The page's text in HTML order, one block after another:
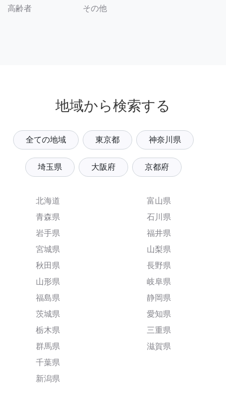
高齢者 その他
地域から検索する
全ての地域 東京都 神奈川県
埼玉県 大阪府 京都府
北海道
青森県
岩手県
宮城県
秋田県
山形県
福島県
茨城県
栃木県
群馬県
千葉県
新潟県
富山県
石川県
福井県
山梨県
長野県
岐阜県
静岡県
愛知県
三重県
滋賀県